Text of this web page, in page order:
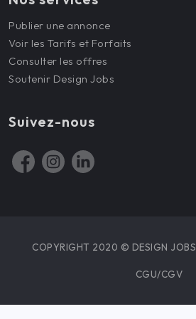
Publier une annonce
Voir les Tarifs et Forfaits
Consulter les offres
Soutenir Design Jobs
Suivez-nous
COPYRIGHT 2020 © DESIGN JOBS
CGU/CGV